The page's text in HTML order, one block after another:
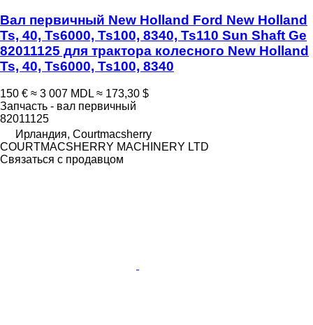
Вал первичный New Holland Ford New Holland
Ts, 40, Ts6000, Ts100, 8340, Ts110 Sun Shaft Ge
82011125 для трактора колесного New Holland
Ts, 40, Ts6000, Ts100, 8340
150 € ≈ 3 007 MDL ≈ 173,30 $
Запчасть - вал первичный
82011125
Ирландия, Courtmacsherry
COURTMACSHERRY MACHINERY LTD
Связаться с продавцом